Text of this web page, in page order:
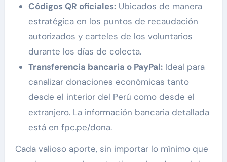
Códigos QR oficiales:Ubicados de manera
estratégica en los puntos de recaudación
autorizados y carteles de los voluntarios
durante los días de colecta.
Transferencia bancaria o PayPal:Ideal para
canalizar donaciones económicas tanto
desde el interior del Perú como desde el
extranjero. La información bancaria detallada
está en fpc.pe/dona.
Cada valioso aporte, sin importar lo mínimo que